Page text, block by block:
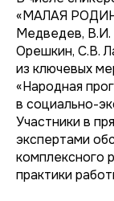
«МАЛАЯ
Медведев, В.И.
Орешкин, С.В.
из ключевых
«Народная
в социально-
Участники в
экспертами
комплексного
практики